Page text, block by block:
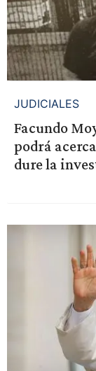
JUDICIALES
Facundo
podrá
dure la